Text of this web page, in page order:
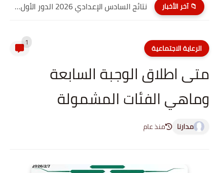
📁 آخر الأخبار نتائج السادس الإعدادي 2026 الدور الأول PDF كربلاء المقدسة| موقع...
الرعاية الاجتماعية 1
متى اطلاق الوجبة السابعة
وماهي الفئات المشمولة
مدارنا منذ عام